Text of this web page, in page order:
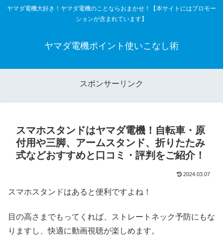
ヤマダ電機大好き！ヤマダ電機のことならおまかせ！【本サイトにはプロモー
ションが含まれています】
ヤマダ電機ポイント使いこなし術
スポンサーリンク
スマホスタンドはヤマダ電機！自転車・原
付用や三脚、アームスタンド、折りたたみ
式などおすすめと口コミ・評判をご紹介！
2024.03.07
スマホスタンドはあると便利ですよね！
目の高さまでもってくれば、ストレートネック予防にもな
りますし、快適に動画視聴が楽しめます。